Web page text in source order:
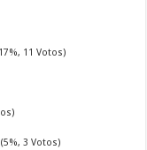
11 Votos)
(5%, 3 Votos)